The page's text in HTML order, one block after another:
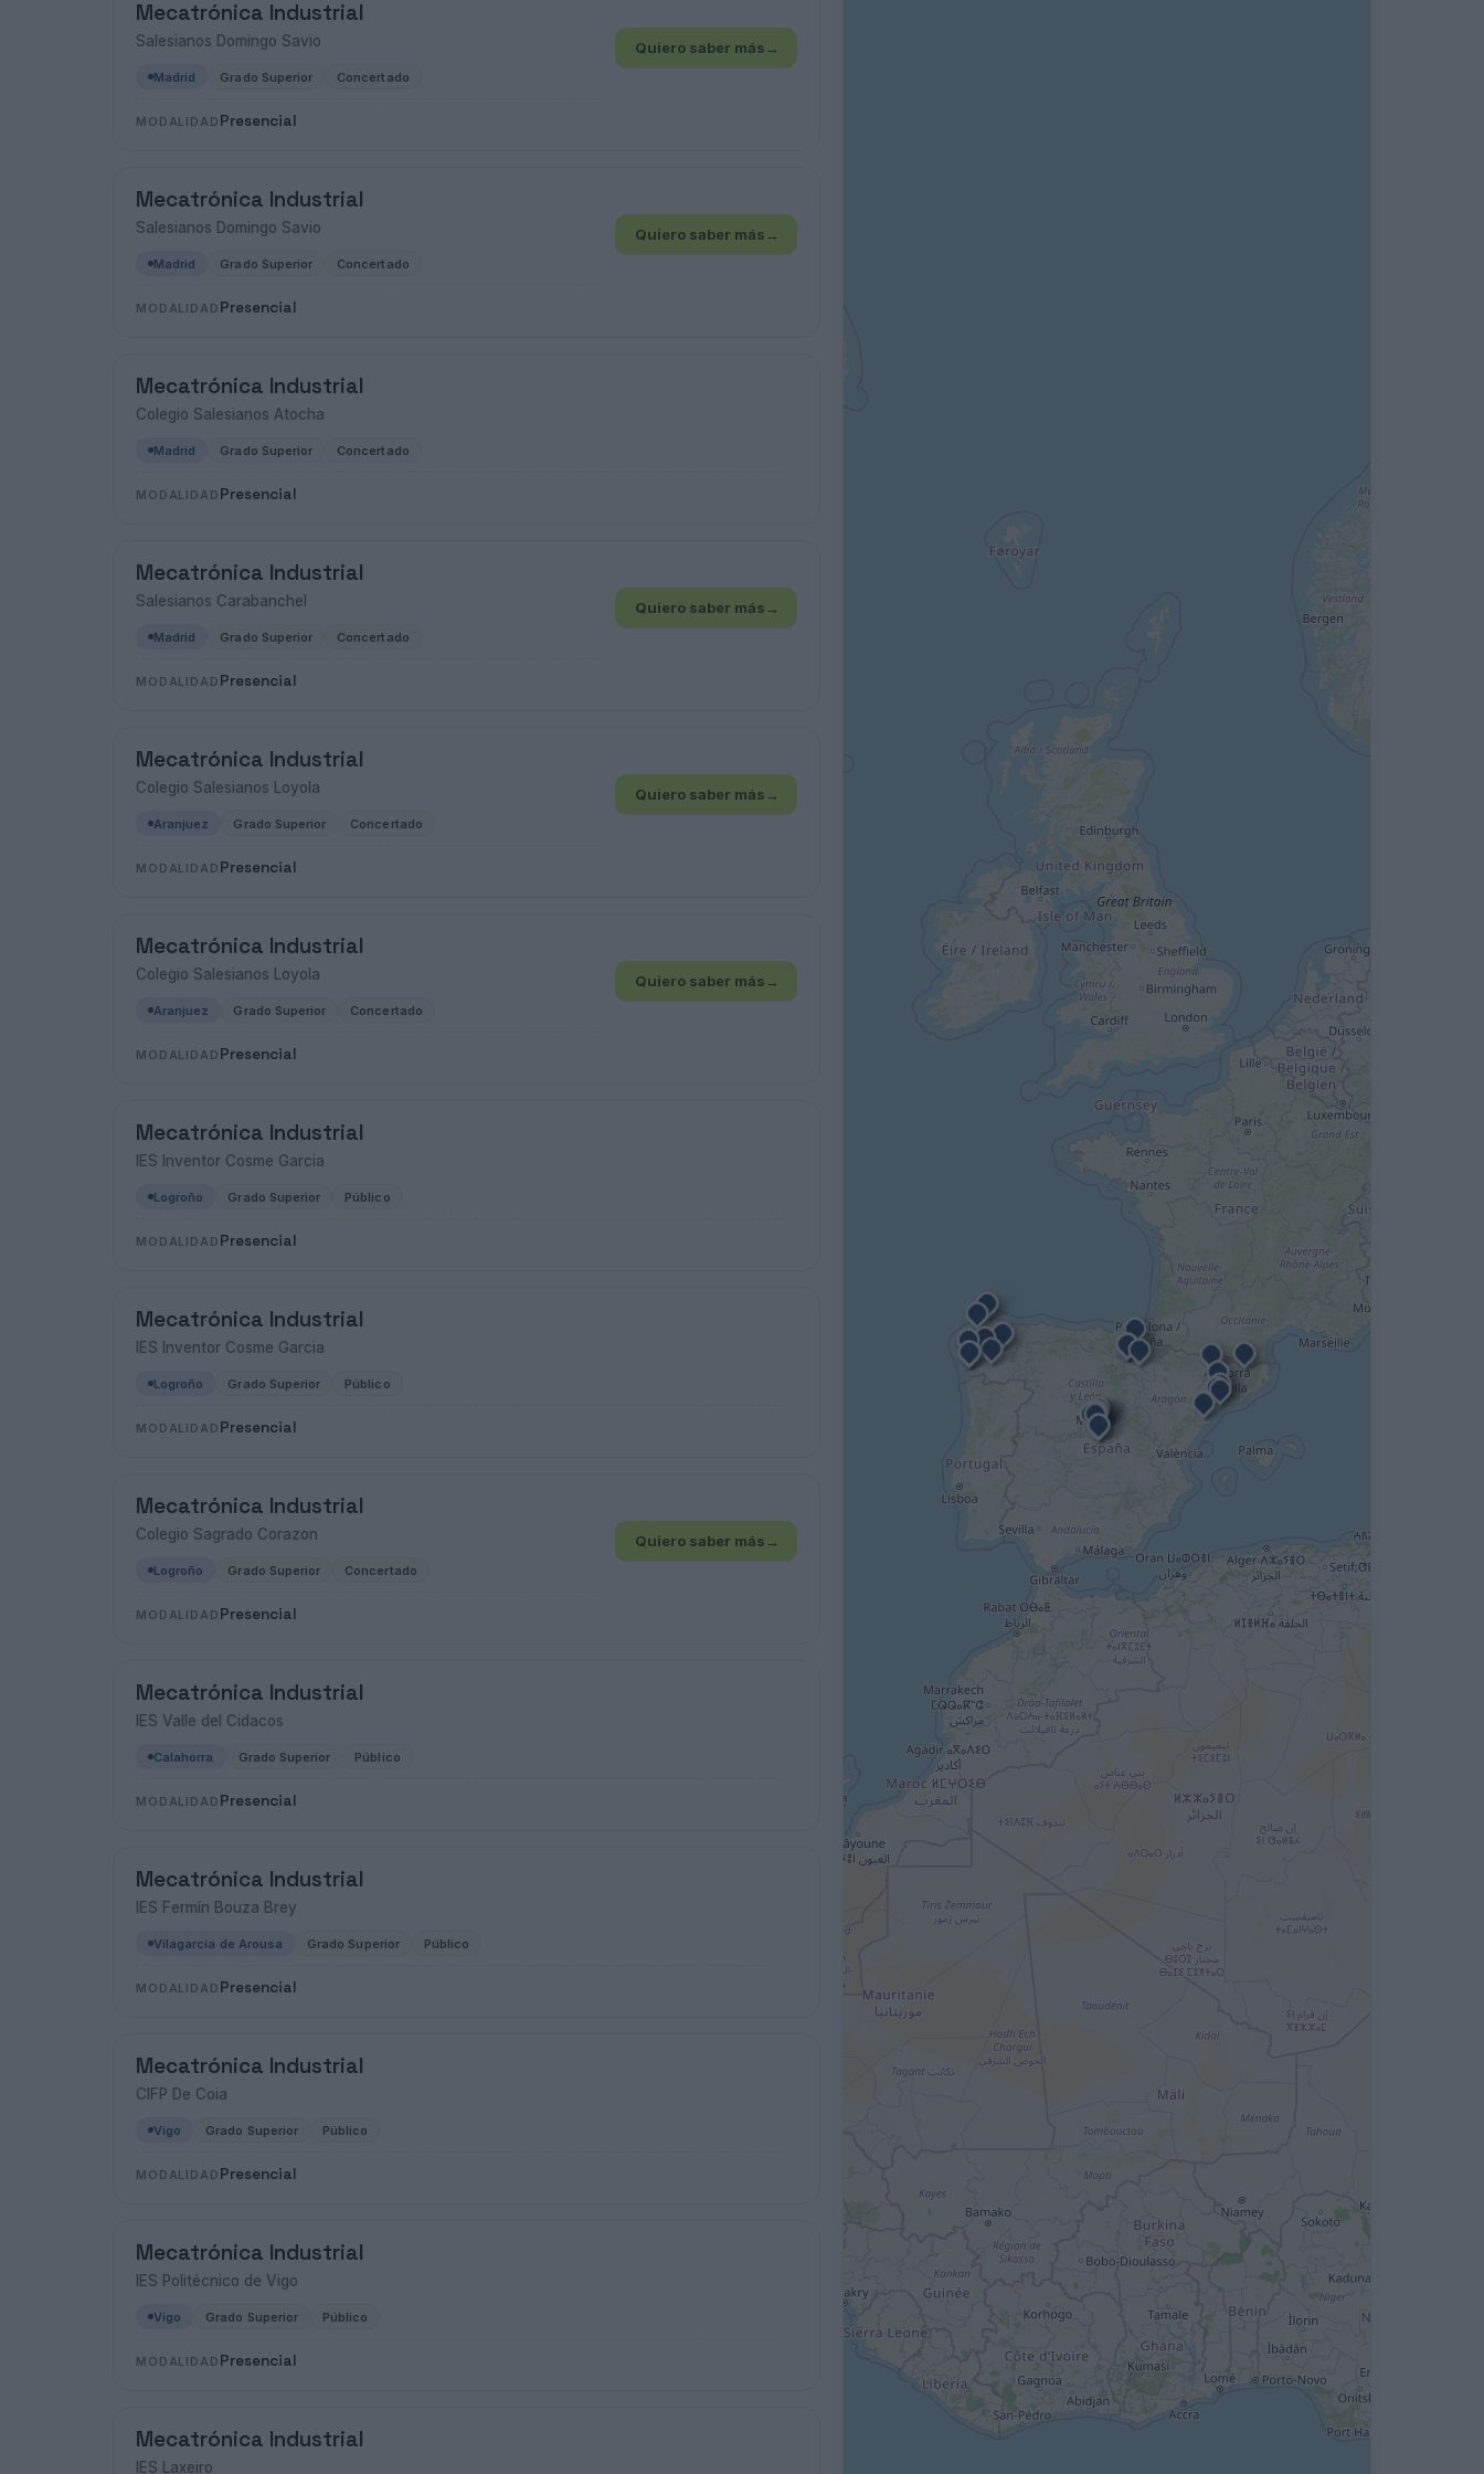
Mecatrónica Industrial
Salesianos Domingo Savio
Madrid Grado Superior Concertado
MODALIDAD Presencial
Quiero saber más →
Mecatrónica Industrial
Salesianos Domingo Savio
Madrid Grado Superior Concertado
MODALIDAD Presencial
Quiero saber más →
Mecatrónica Industrial
Colegio Salesianos Atocha
Madrid Grado Superior Concertado
MODALIDAD Presencial
Mecatrónica Industrial
Salesianos Carabanchel
Madrid Grado Superior Concertado
MODALIDAD Presencial
Quiero saber más →
Mecatrónica Industrial
Colegio Salesianos Loyola
Aranjuez Grado Superior Concertado
MODALIDAD Presencial
Quiero saber más →
Mecatrónica Industrial
Colegio Salesianos Loyola
Aranjuez Grado Superior Concertado
MODALIDAD Presencial
Quiero saber más →
Mecatrónica Industrial
IES Inventor Cosme Garcia
Logroño Grado Superior Público
MODALIDAD Presencial
Mecatrónica Industrial
IES Inventor Cosme Garcia
Logroño Grado Superior Público
MODALIDAD Presencial
Mecatrónica Industrial
Colegio Sagrado Corazon
Logroño Grado Superior Concertado
MODALIDAD Presencial
Quiero saber más →
Mecatrónica Industrial
IES Valle del Cidacos
Calahorra Grado Superior Público
MODALIDAD Presencial
Mecatrónica Industrial
IES Fermín Bouza Brey
Vilagarcía de Arousa Grado Superior Público
MODALIDAD Presencial
Mecatrónica Industrial
CIFP De Coia
Vigo Grado Superior Público
MODALIDAD Presencial
Mecatrónica Industrial
IES Politécnico de Vigo
Vigo Grado Superior Público
MODALIDAD Presencial
Mecatrónica Industrial
IES Laxeiro